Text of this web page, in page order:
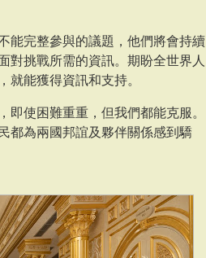
能完整參與的議題，他們將會持續
對挑戰所需的資訊。期盼全世界人
就能獲得資訊和支持。
使困難重重，但我們都能克服。
都為兩國邦誼及夥伴關係感到驕